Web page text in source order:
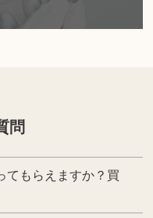
問
てもらえますか？買